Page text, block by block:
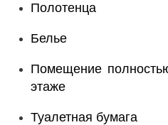
Полотенца
Белье
Помещение
этаже
Туалетная бумага